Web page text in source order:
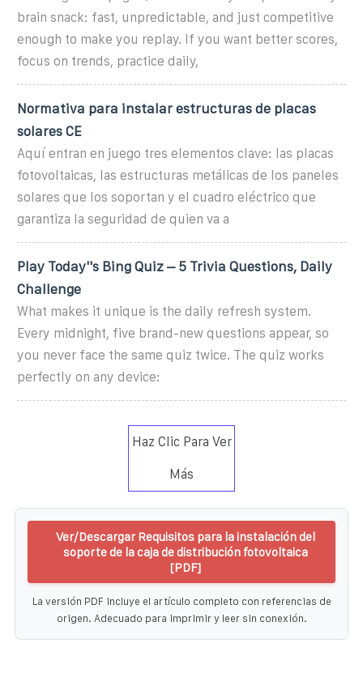
brain snack: fast, unpredictable, and just competitive
enough to make you replay. If you want better scores,
focus on trends, practice daily,
Normativa para instalar estructuras de placas
solares CE
Aquí entran en juego tres elementos clave: las placas
fotovoltaicas, las estructuras metálicas de los paneles
solares que los soportan y el cuadro eléctrico que
garantiza la seguridad de quien va a
Play Today''s Bing Quiz – 5 Trivia Questions, Daily
Challenge
What makes it unique is the daily refresh system.
Every midnight, five brand-new questions appear, so
you never face the same quiz twice. The quiz works
perfectly on any device:
Haz Clic Para Ver
Más
Ver/Descargar Requisitos para la instalación del
soporte de la caja de distribución fotovoltaica
[PDF]
La versión PDF incluye el artículo completo con referencias de
origen. Adecuado para imprimir y leer sin conexión.